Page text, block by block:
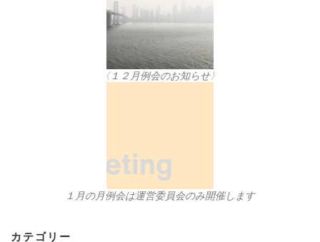
〈１２月例会のお知らせ〉
１月の月例会は運営委員会のみ開催します
カテゴリー